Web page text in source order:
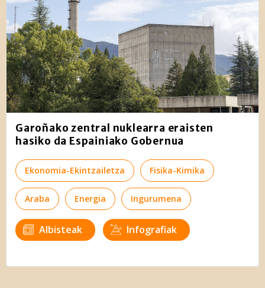
Garoñako zentral nuklearra eraisten
hasiko da Espainiako Gobernua
Ekonomia-Ekintzailetza Fisika-Kimika
Araba Energia Ingurumena
Albisteak Infografiak